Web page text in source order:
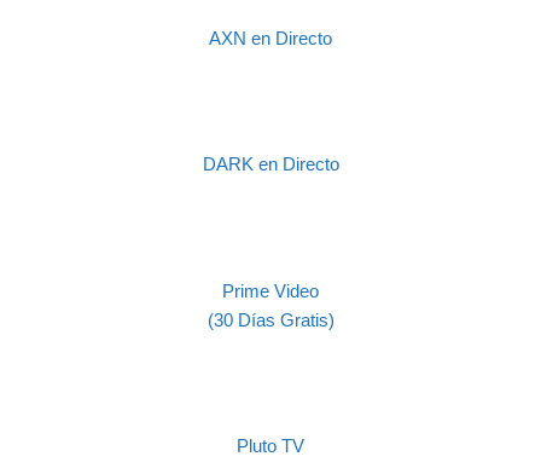
AXN en Directo
DARK en Directo
Prime Video
(30 Días Gratis)
Pluto TV